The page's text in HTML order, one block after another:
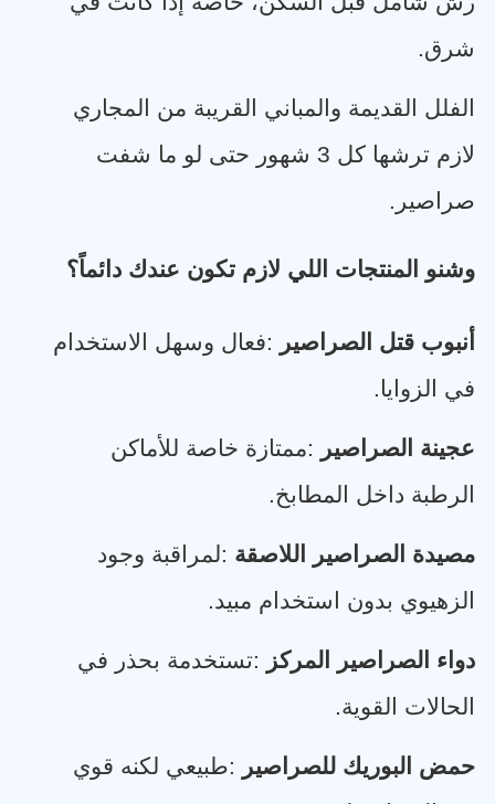
شرق.
الفلل القديمة والمباني القريبة من المجاري
لازم ترشها كل 3 شهور حتى لو ما شفت
صراصير .
وشنو المنتجات اللي لازم تكون عندك دائماً؟
أنبوب قتل الصراصير :فعال وسهل الاستخدام
في الزوايا.
عجينة الصراصير :ممتازة خاصة للأماكن
الرطبة داخل المطابخ.
مصيدة الصراصير اللاصقة :لمراقبة وجود
الزهيوي بدون استخدام مبيد.
دواء الصراصير المركز :تستخدمة بحذر في
الحالات القوية.
حمض البوريك للصراصير :طبيعي لكنه قوي